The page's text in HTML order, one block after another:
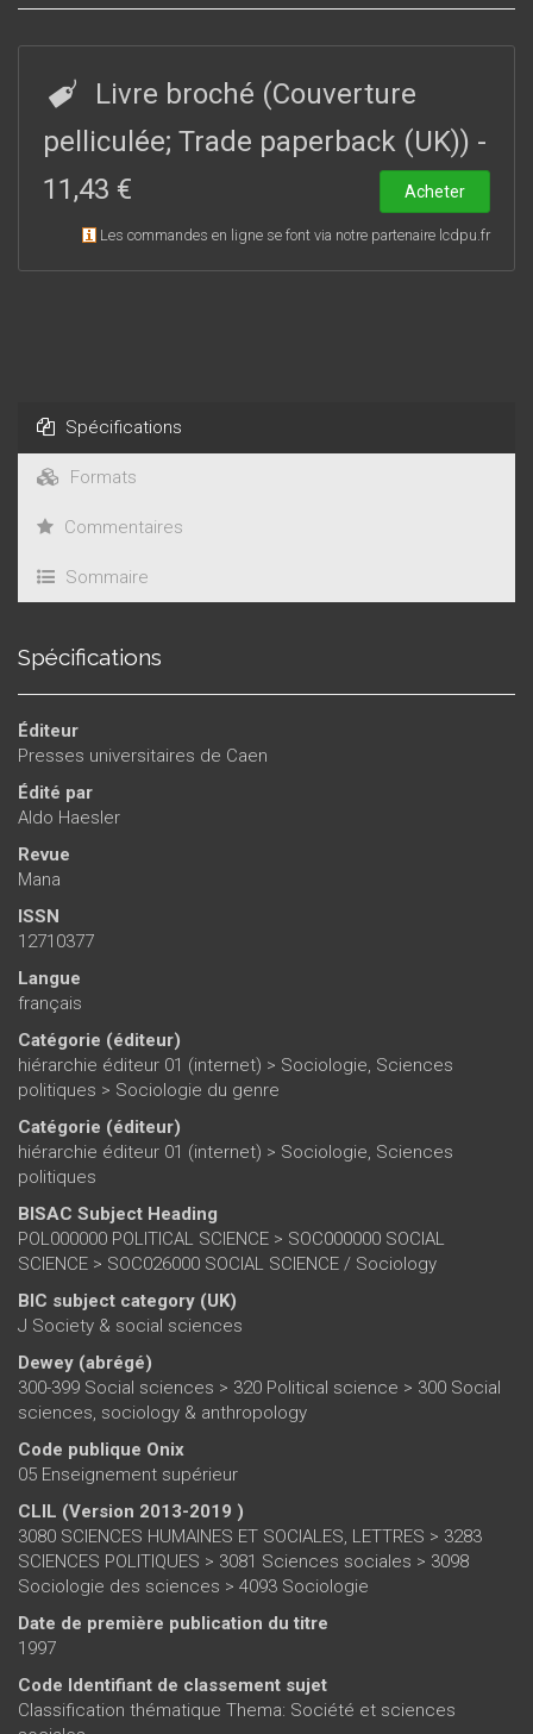
Livre broché (Couverture
pelliculée; Trade paperback (UK)) -
11,43 €
Acheter
Les commandes en ligne se font via notre partenaire lcdpu.fr
Spécifications
Formats
Commentaires
Sommaire
Spécifications
Éditeur
Presses universitaires de Caen
Édité par
Aldo Haesler
Revue
Mana
ISSN
12710377
Langue
français
Catégorie (éditeur)
hiérarchie éditeur 01 (internet) > Sociologie, Sciences
politiques > Sociologie du genre
Catégorie (éditeur)
hiérarchie éditeur 01 (internet) > Sociologie, Sciences
politiques
BISAC Subject Heading
POL000000 POLITICAL SCIENCE > SOC000000 SOCIAL
SCIENCE > SOC026000 SOCIAL SCIENCE / Sociology
BIC subject category (UK)
J Society & social sciences
Dewey (abrégé)
300-399 Social sciences > 320 Political science > 300 Social
sciences, sociology & anthropology
Code publique Onix
05 Enseignement supérieur
CLIL (Version 2013-2019 )
3080 SCIENCES HUMAINES ET SOCIALES, LETTRES > 3283
SCIENCES POLITIQUES > 3081 Sciences sociales > 3098
Sociologie des sciences > 4093 Sociologie
Date de première publication du titre
1997
Code Identifiant de classement sujet
Classification thématique Thema: Société et sciences